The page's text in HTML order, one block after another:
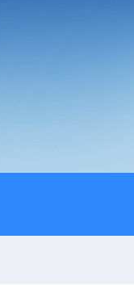
智能恒温混匀仪